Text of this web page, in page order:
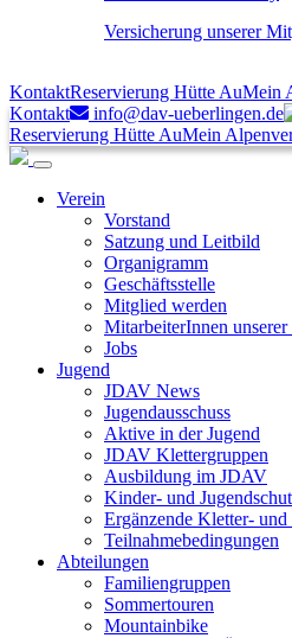
Versicherung unserer
KontaktReservierung Hütte AuMein
Kontakt
info@dav-ueberlingen.de
Reservierung Hütte AuMein
Verein
Vorstand
Satzung und Leitbild
Organigramm
Geschäftsstelle
Mitglied werden
MitarbeiterInnen unserer
Jobs
Jugend
JDAV News
Jugendausschuss
Aktive in der Jugend
JDAV Klettergruppen
Ausbildung im JDAV
Kinder- und
Ergänzende Kletter-
Teilnahmebedingungen
Abteilungen
Familiengruppen
Sommertouren
Mountainbike